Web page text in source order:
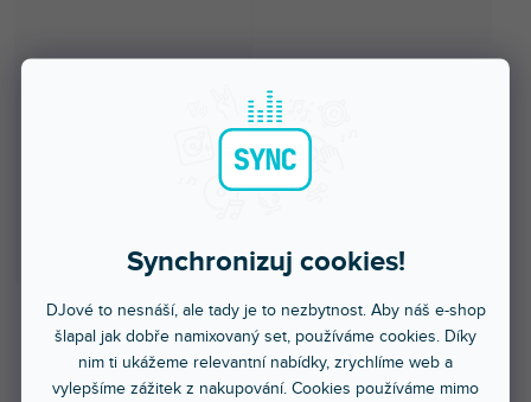
Synchronizuj cookies!
DJové to nesnáší, ale tady je to nezbytnost. Aby náš e-shop
šlapal jak dobře namixovaný set, používáme cookies. Díky
nim ti ukážeme relevantní nabídky, zrychlíme web a
vylepšíme zážitek z nakupování. Cookies používáme mimo
Skladem na prodejně